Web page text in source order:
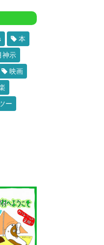
本
神示
映画
ー